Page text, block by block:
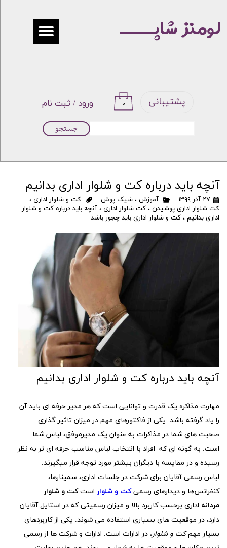
ورود / ثبت نام
حساب کاربری من
خروج از حساب کاربری
۰ پشتیبانی
جستجو
لومنز شاپـــــ
آنچه باید درباره کت و شلوار اداری بدانیم
۲۷ آذر ۱۳۹۹ آموزش ، شیک پوش کت و شلوار اداری ،
کت شلوار اداری پوشیدن ، کت شلوار اداری ، آنچه باید درباره کت و شلوار
اداری بدانیم ، کت و شلوار اداری باید چجور باشد
آنچه باید درباره کت و شلوار اداری بدانیم
مهارت مذاکره یک قدرت و توانایی است که هر مدیر حرفه ای باید آن
را یاد گرفته باشد. یکی از فاکتورهای مهم در میزان تاثیر گذاری
صحبت های شما در مذاکرات به عنوان یک مدیرموفق، لباس شما
است. به گونه ای که افراد با انتخاب لباس مناسب حرفه ای تر به نظر
رسیده و در مقایسه با دیگران بیشتر مورد توجه قرار میگیرند.
لباس رسمی آقایان برای شرکت در جلسات اداری، سمینارها،
کنفرانس‌ها و دیدارهای رسمیکت و شلوار است.کت و شلوار
مردانه اداری برحسب کاربرد بالا و میزان رسمیتی که در استایل آقایان
دارد، در موقعیت های بسیاری استفاده می شوند. یکی از کاربردهای
بسیار مهمکت و شلوار، در ادارات است. ادارات و شرکت ها از رسمی